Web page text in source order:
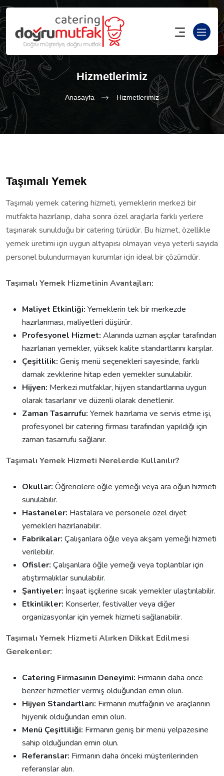
Hizmetlerimiz
Anasayfa Hizmetlerimiz
Taşımalı Yemek
Taşımalı yemek catering hizmeti, yemeklerin merkezi bir
mutfakta hazırlanıp, daha sonra özel araçlarla farklı yerlere
taşınarak sunulduğu bir catering türüdür. Bu hizmet, özellikle
yemek üretimi için uygun altyapısı olmayan veya yeterli sayıda
personel bulundurmayan kurumlar için ideal bir çözümdür.
Taşımalı Yemek Hizmetinin Avantajları:
Maliyet Etkinliği: Yemeklerin tek bir merkezde
hazırlanması, maliyetleri düşürür.
Profesyonel Hizmet: Alanında uzman aşçılar tarafından
hazırlanan yemekler, yüksek kalite standartlarını karşılar.
Çeşitlilik: Geniş menü seçenekleri sayesinde, farklı
damak zevklerine hitap eden yemekler sunulabilir.
Hijyen: Merkezi mutfaklar, hijyen standartlarına uygun
olarak tasarlanır ve düzenli olarak denetlenir.
Zaman Tasarrufu: Yemek hazırlama ve servis etme işi,
profesyonel bir catering firması tarafından yapıldığı için
zaman tasarrufu sağlanır.
Taşımalı Yemek Hizmeti Nerelerde Kullanılır?
Okullar: Öğrencilere öğle yemeği veya ara öğün hizmeti
sunulabilir.
Hastaneler: Hastalara ve personele özel diyet
yemekleri hazırlanabilir.
Fabrikalar: Çalışanlara öğle veya akşam yemeği hizmeti
verilebilir.
Ofisler: Çalışanlara öğle yemeği veya toplantılar için
atıştırmalıklar sunulabilir.
Şantiyeler: İnşaat işçilerine sıcak yemekler ulaştırılabilir.
Etkinlikler: Konserler, festivaller veya diğer
organizasyonlar için yemek hizmeti sağlanabilir.
Taşımalı Yemek Hizmeti Alırken Dikkat Edilmesi
Gerekenler:
Catering Firmasının Deneyimi: Firmanın daha önce
benzer hizmetler vermiş olduğundan emin olun.
Hijyen Standartları: Firmanın mutfağının ve araçlarının
hijyenik olduğundan emin olun.
Menü Çeşitliliği: Firmanın geniş bir menü yelpazesine
sahip olduğundan emin olun.
Referanslar: Firmanın daha önceki müşterilerinden
referanslar alın.